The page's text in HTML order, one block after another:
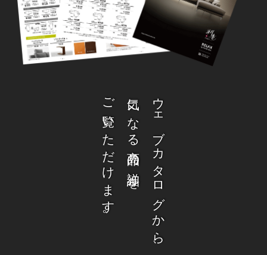
ウェブカタログから、
気になる商品の詳細を
ご覧いただけます。